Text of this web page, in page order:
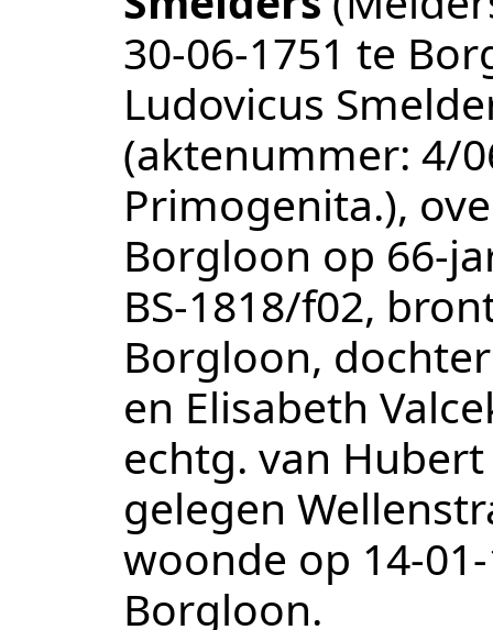
30‑06‑1751 te
Ludovicus
(aktenummer: 4/
Primogenita.),
Borgloon op 66-
BS-1818/f02,
Borgloon,
en Elisabeth
echtg. van
gelegen
woonde op
Borgloon.